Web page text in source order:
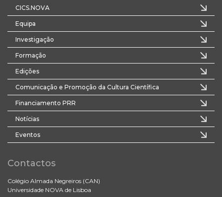
CICS.NOVA
Equipa
Investigação
Formação
Edições
Comunicação e Promoção da Cultura Científica
Financiamento PRR
Notícias
Eventos
Contactos
Colégio Almada Negreiros (CAN)
Universidade NOVA de Lisboa